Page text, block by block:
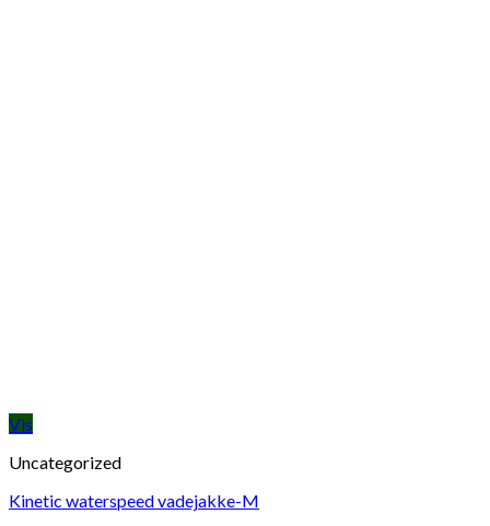
Vis
Uncategorized
Kinetic waterspeed vadejakke-M